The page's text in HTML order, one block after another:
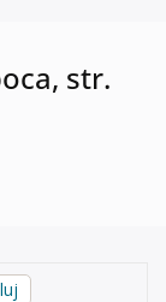
str.